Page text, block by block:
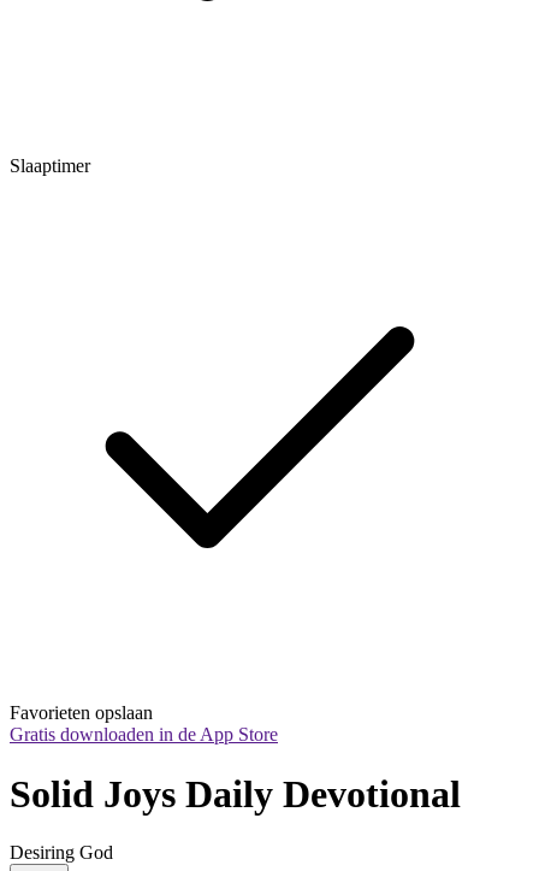
Slaaptimer
Favorieten opslaan
Gratis downloaden in de App Store
Solid Joys Daily Devotional
Desiring God